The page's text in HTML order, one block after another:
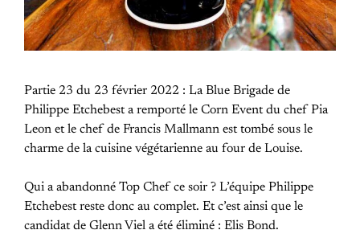
Partie 23 du 23 février 2022 : La Blue Brigade de
Philippe Etchebest a remporté le Corn Event du chef Pia
Leon et le chef de Francis Mallmann est tombé sous le
charme de la cuisine végétarienne au four de Louise.
Qui a abandonné Top Chef ce soir ? L’équipe Philippe
Etchebest reste donc au complet. Et c’est ainsi que le
candidat de Glenn Viel a été éliminé : Elis Bond.